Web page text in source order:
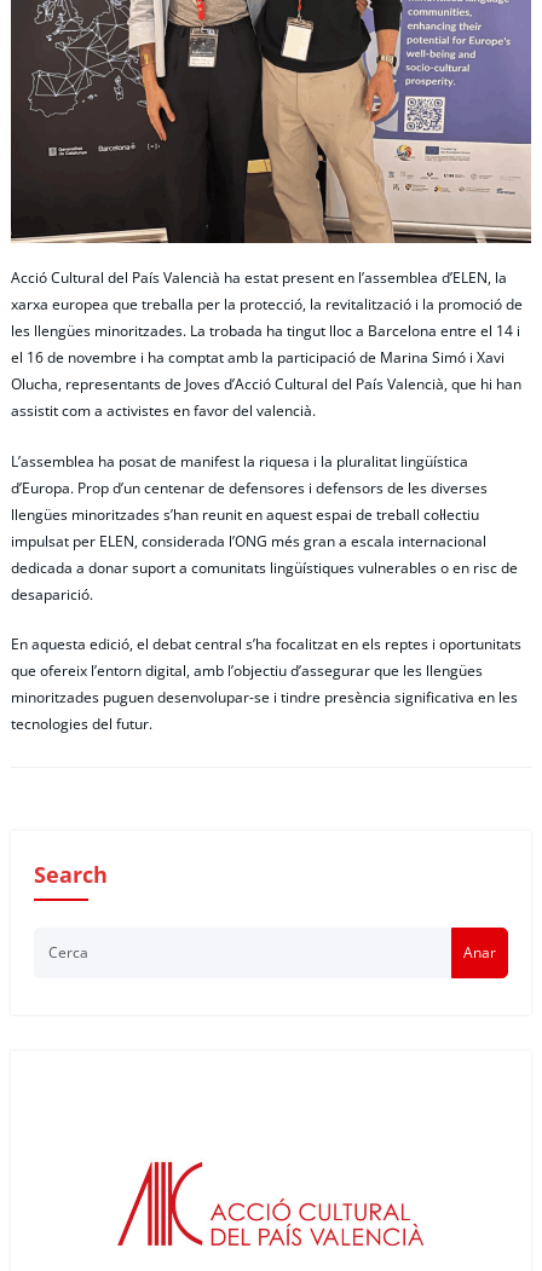
Acció Cultural del País Valencià ha estat present en l’assemblea d’ELEN, la
xarxa europea que treballa per la protecció, la revitalització i la promoció de
les llengües minoritzades. La trobada ha tingut lloc a Barcelona entre el 14 i
el 16 de novembre i ha comptat amb la participació de Marina Simó i Xavi
Olucha, representants de Joves d’Acció Cultural del País Valencià, que hi han
assistit com a activistes en favor del valencià.
L’assemblea ha posat de manifest la riquesa i la pluralitat lingüística
d’Europa. Prop d’un centenar de defensores i defensors de les diverses
llengües minoritzades s’han reunit en aquest espai de treball col·lectiu
impulsat per ELEN, considerada l’ONG més gran a escala internacional
dedicada a donar suport a comunitats lingüístiques vulnerables o en risc de
desaparició.
En aquesta edició, el debat central s’ha focalitzat en els reptes i oportunitats
que ofereix l’entorn digital, amb l’objectiu d’assegurar que les llengües
minoritzades puguen desenvolupar-se i tindre presència significativa en les
tecnologies del futur.
Search
Anar